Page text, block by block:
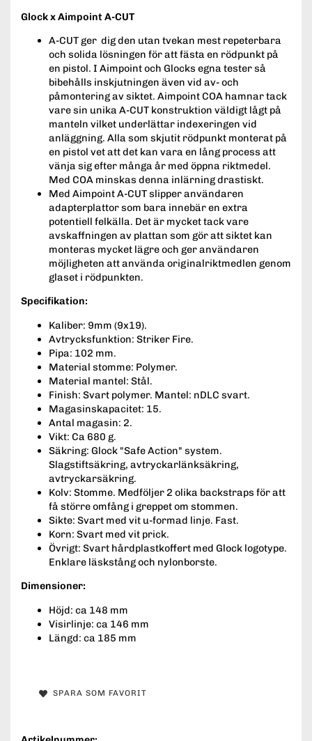
Glock x Aimpoint A-CUT
A-CUT ger dig den utan tvekan mest repeterbara
och solida lösningen för att fästa en rödpunkt på
en pistol. I Aimpoint och Glocks egna tester så
bibehålls inskjutningen även vid av- och
påmontering av siktet. Aimpoint COA hamnar tack
vare sin unika A-CUT konstruktion väldigt lågt på
manteln vilket underlättar indexeringen vid
anläggning. Alla som skjutit rödpunkt monterat på
en pistol vet att det kan vara en lång process att
vänja sig efter många år med öppna riktmedel.
Med COA minskas denna inlärning drastiskt.
Med Aimpoint A-CUT slipper användaren
adapterplattor som bara innebär en extra
potentiell felkälla. Det är mycket tack vare
avskaffningen av plattan som gör att siktet kan
monteras mycket lägre och ger användaren
möjligheten att använda originalriktmedlen genom
glaset i rödpunkten.
Specifikation:
Kaliber: 9mm (9x19).
Avtrycksfunktion: Striker Fire.
Pipa: 102 mm.
Material stomme: Polymer.
Material mantel: Stål.
Finish: Svart polymer. Mantel: nDLC svart.
Magasinskapacitet: 15.
Antal magasin: 2.
Vikt: Ca 680 g.
Säkring: Glock "Safe Action" system.
Slagstiftsäkring, avtryckarlänksäkring,
avtryckarsäkring.
Kolv: Stomme. Medföljer 2 olika backstraps för att
få större omfång i greppet om stommen.
Sikte: Svart med vit u-formad linje. Fast.
Korn: Svart med vit prick.
Övrigt: Svart hårdplastkoffert med Glock logotype.
Enklare läskstång och nylonborste.
Dimensioner:
Höjd: ca 148 mm
Visirlinje: ca 146 mm
Längd: ca 185 mm
SPARA SOM FAVORIT